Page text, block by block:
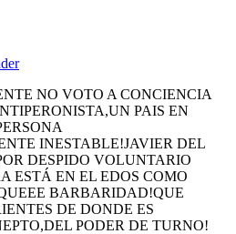
NO VOTO A CONCIENCIA
PAIS EN
INESTABLE!JAVIER DEL
DESPIDO VOLUNTARIO
ESTÁ EN EL EDOS COMO
BARBARIDAD!QUE
DE DONDE ES
PODER DE TURNO!